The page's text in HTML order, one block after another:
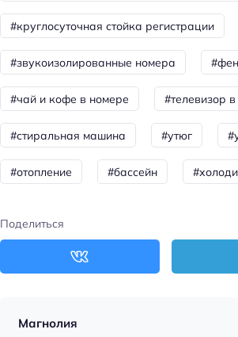
Площадка для пикника
Дегустация вина
Тип бассейна: с подогревом
Тип бассейна: открытый
Для семей
Детские ТВ каналы
Детский бассейн
Детская площадка
Общая информация
#круглосуточная стойка регистрации
#звукоизолированные номера #фен
#чай и кофе в номере #телевизор
#стиральная машина #утюг
#отопление #бассейн
Поделиться
Магнолия